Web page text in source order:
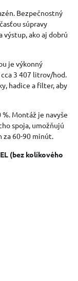
Bezpečnostný
súpravy
výstup, ako aj dobrú
je výkonný
3 407 litrov/hod.
hadice a filter, aby
Montáž je navyše
spoja, umožňujú
za 60-90 minút.
(bez kolíkového